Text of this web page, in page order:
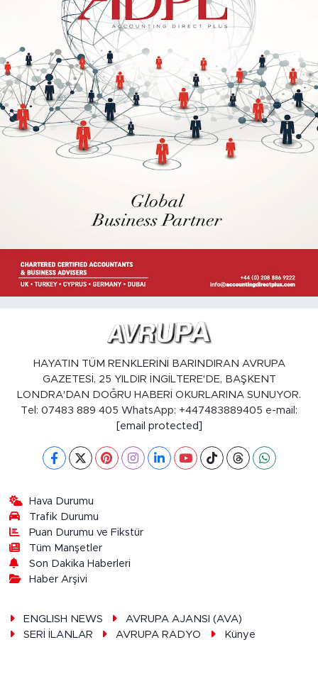
HAYATIN TÜM RENKLERİNİ BARINDIRAN AVRUPA
GAZETESİ, 25 YILDIR İNGİLTERE'DE, BAŞKENT
LONDRA'DAN DOĞRU HABERİ OKURLARINA SUNUYOR.
Tel: 07483 889 405 WhatsApp: +447483889405 e-mail:
[email protected]
Hava Durumu
Trafik Durumu
Puan Durumu ve Fikstür
Tüm Manşetler
Son Dakika Haberleri
Haber Arşivi
ENGLISH NEWS
AVRUPA AJANSI (AVA)
SERİ İLANLAR
AVRUPA RADYO Künye